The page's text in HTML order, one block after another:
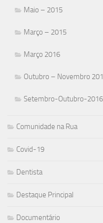
Maio – 2015
Março – 2015
Março 2016
Outubro – Novembro
Setembro-Outubro-2016
Comunidade na Rua
Covid-19
Dentista
Destaque Principal
Documentário